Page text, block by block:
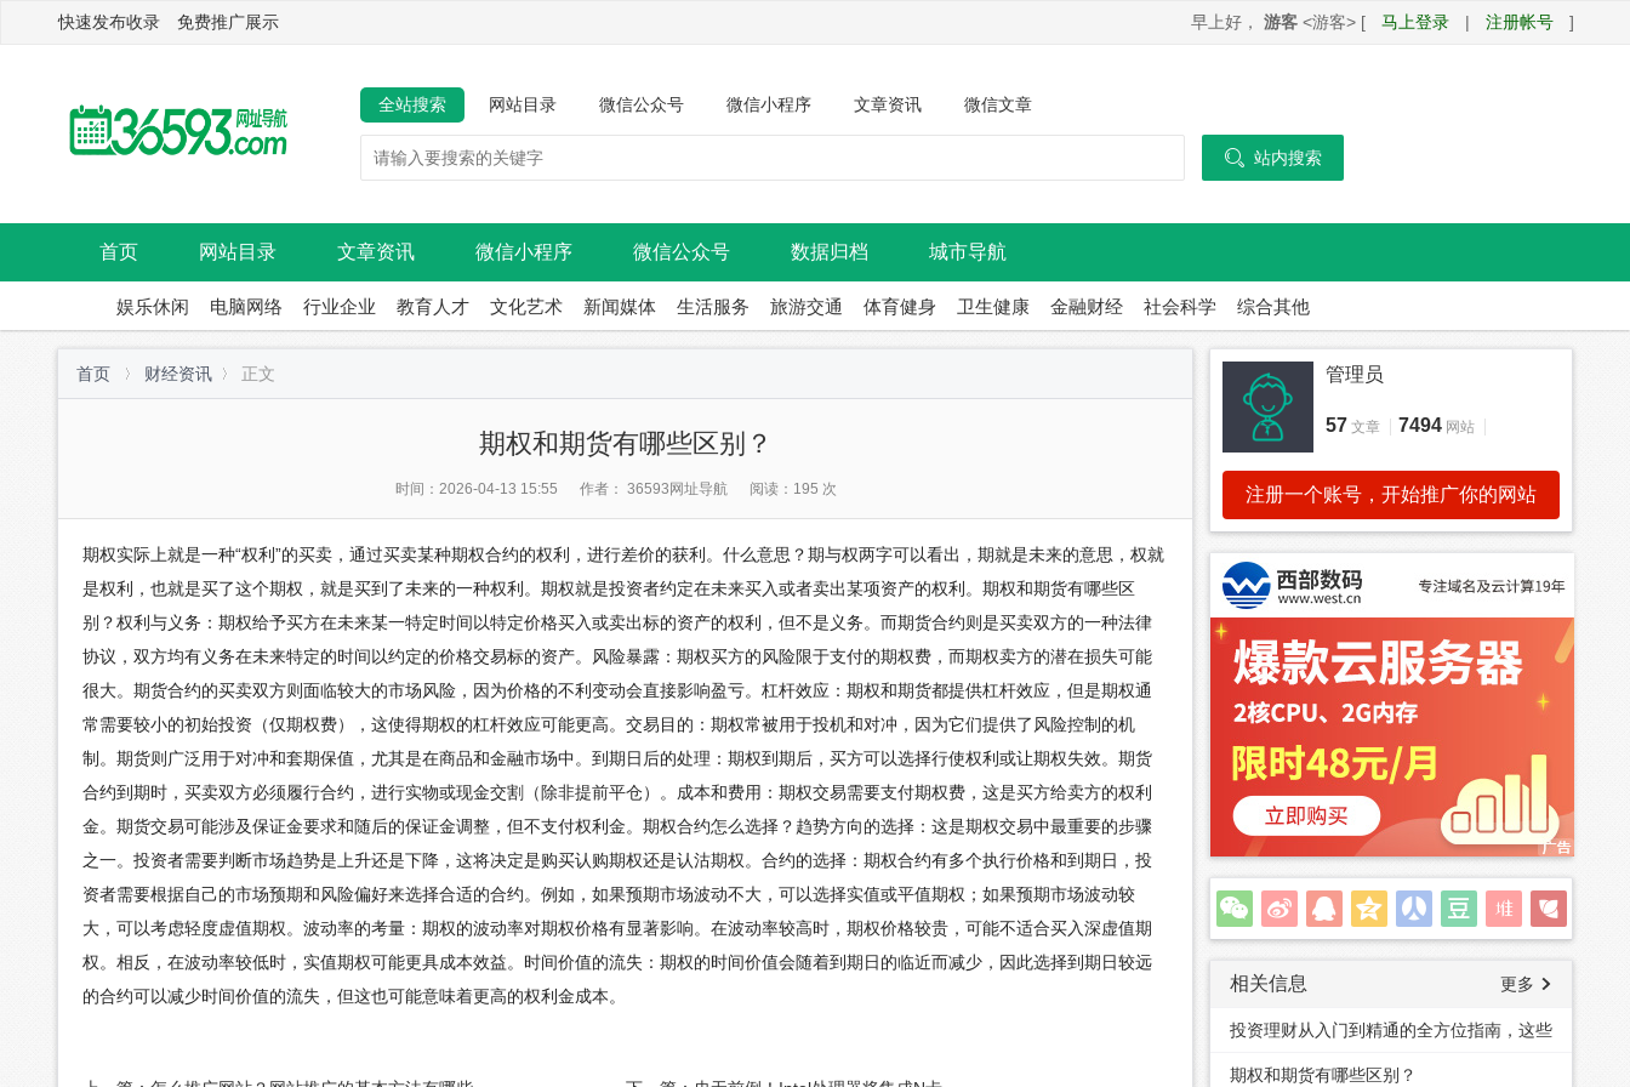
快速发布收录 免费推广展示 早上好， 游客 <游客> [ 马上登录 | 注册帐号 ]
全站搜索 网站目录 微信公众号 微信小程序 文章资讯 微信文章
 站内搜索
首页 网站目录 文章资讯 微信小程序 微信公众号 数据归档 城市导航
娱乐休闲 电脑网络 行业企业 教育人才 文化艺术 新闻媒体 生活服务 旅游交通 体育健身 卫生健康 金融财经 社会科学 综合其他
首页 财经资讯 正文
期权和期货有哪些区别？
时间：2026-04-13 15:55 作者： 36593网址导航 阅读：195 次
期权实际上就是一种“权利”的买卖，通过买卖某种期权合约的权利，进行差价的获利。什么意思？期与权两字可以看出，期就是未来的意思，权就
是权利，也就是买了这个期权，就是买到了未来的一种权利。期权就是投资者约定在未来买入或者卖出某项资产的权利。期权和期货有哪些区
别？权利与义务：期权给予买方在未来某一特定时间以特定价格买入或卖出标的资产的权利，但不是义务。而期货合约则是买卖双方的一种法律
协议，双方均有义务在未来特定的时间以约定的价格交易标的资产。风险暴露：期权买方的风险限于支付的期权费，而期权卖方的潜在损失可能
很大。期货合约的买卖双方则面临较大的市场风险，因为价格的不利变动会直接影响盈亏。杠杆效应：期权和期货都提供杠杆效应，但是期权通
常需要较小的初始投资（仅期权费），这使得期权的杠杆效应可能更高。交易目的：期权常被用于投机和对冲，因为它们提供了风险控制的机
制。期货则广泛用于对冲和套期保值，尤其是在商品和金融市场中。到期日后的处理：期权到期后，买方可以选择行使权利或让期权失效。期货
合约到期时，买卖双方必须履行合约，进行实物或现金交割（除非提前平仓）。成本和费用：期权交易需要支付期权费，这是买方给卖方的权利
金。期货交易可能涉及保证金要求和随后的保证金调整，但不支付权利金。期权合约怎么选择？趋势方向的选择：这是期权交易中最重要的步骤
之一。投资者需要判断市场趋势是上升还是下降，这将决定是购买认购期权还是认沽期权。合约的选择：期权合约有多个执行价格和到期日，投
资者需要根据自己的市场预期和风险偏好来选择合适的合约。例如，如果预期市场波动不大，可以选择实值或平值期权；如果预期市场波动较
大，可以考虑轻度虚值期权。波动率的考量：期权的波动率对期权价格有显著影响。在波动率较高时，期权价格较贵，可能不适合买入深虚值期
权。相反，在波动率较低时，实值期权可能更具成本效益。时间价值的流失：期权的时间价值会随着到期日的临近而减少，因此选择到期日较远
的合约可以减少时间价值的流失，但这也可能意味着更高的权利金成本。
管理员
57 文章 7494 网站
注册一个账号，开始推广你的网站
相关信息 更多
投资理财从入门到精通的全方位指南，这些
你要学会
期权和期货有哪些区别？